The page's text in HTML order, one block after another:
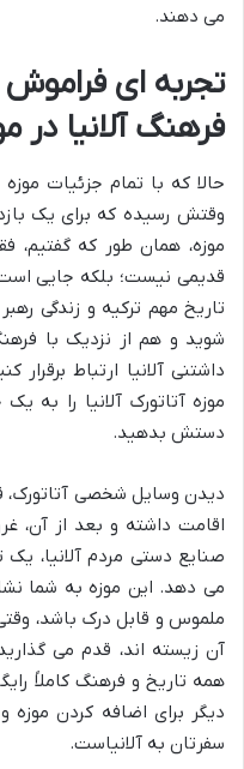
می دهند.
تجربه ای
فرهنگ آلانیا در
حالا که با تمام جزئیات موزه
وقتش رسیده که برای یک
موزه، همان طور که
قدیمی نیست؛ بلکه جایی
تاریخ مهم ترکیه و زندگی
شوید و هم از نزدیک با
داشتنی آلانیا ارتباط
موزه آتاتورک آلانیا را به
دستش بدهید.
دیدن وسایل شخصی آتاتورک،
اقامت داشته و بعد از آن،
صنایع دستی مردم آلانیا،
می دهد. این موزه به شما
ملموس و قابل درک باشد،
آن زیسته اند، قدم می
همه تاریخ و فرهنگکاملاً
دیگر برای اضافه کردن موزه
سفرتان به آلانیاست.